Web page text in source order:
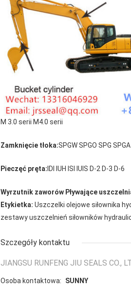
M 3.0 serii M4.0 serii
Zamknięcie tłoka:SPGW SPGO SPG
Pieczęć pręta: IDI IUH ISI IUIS D-2 D-3 D-6
Wyrzutnik zaworów Pływające
Etykietka: Uszczelki olejowe siłownika
zestawy uszczelnień siłowników
Szczegóły kontaktu
JIANGSU RUNFENG JIU SEALS CO.,
Osoba kontaktowa:
SUNNY